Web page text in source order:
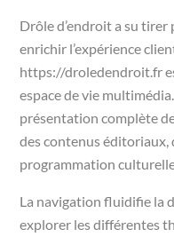
Drôle d’endroit a su
enrichir l’expérience
https://droledendroit.fr
espace de vie
présentation complète
des contenus éditoriaux,
programmation
La navigation fluidifie la
explorer les différentes